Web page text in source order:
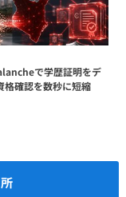
で学歴証明をデ
確認を数秒に短縮